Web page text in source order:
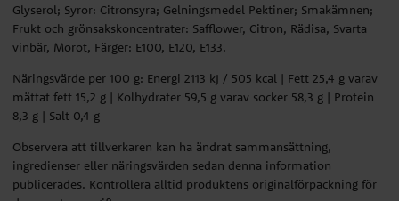
Glyserol; Syror: Citronsyra; Gelningsmedel Pektiner; Smakämnen;
Frukt och grönsakskoncentrater: Safflower, Citron, Rädisa, Svarta
vinbär, Morot, Färger: E100, E120, E133.
Näringsvärde per 100 g: Energi 2113 kJ / 505 kcal | Fett 25,4 g varav
mättat fett 15,2 g | Kolhydrater 59,5 g varav socker 58,3 g | Protein
8,3 g | Salt 0,4 g
Observera att tillverkaren kan ha ändrat sammansättning,
ingredienser eller näringsvärden sedan denna information
publicerades. Kontrollera alltid produktens originalförpackning för